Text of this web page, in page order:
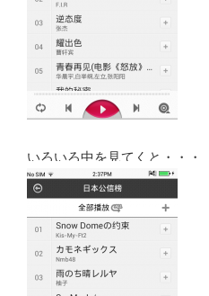
いろいろ中を見てくと・・・